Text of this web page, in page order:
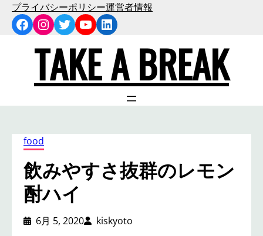
プライバシーポリシー運営者情報
Facebook
Instagram
Twitter
YouTube
LinkedIn
TAKE A BREAK
food
飲みやすさ抜群のレモン
酎ハイ
6月 5, 2020 kiskyoto